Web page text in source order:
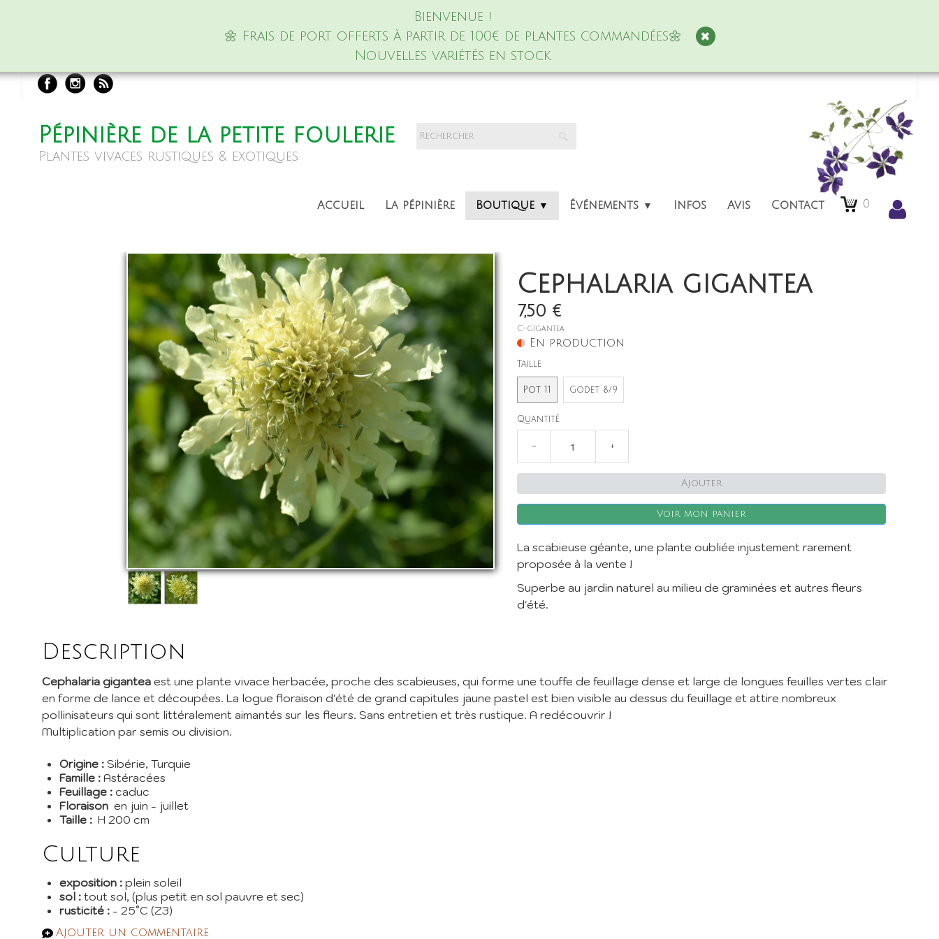
Bienvenue !
🌼 Frais de port offerts à partir de 100€ de plantes commandées🌼
Nouvelles variétés en stock
Pépinière de la petite foulerie
Plantes vivaces rustiques & exotiques
Accueil La pépinière Boutique ▼ Événements ▼ Infos Avis Contact 0
Cephalaria gigantea
7,50 €
C-gigantea
En production
Taille
Pot 11 Godet 8/9
Quantité
− +
Ajouter
Voir mon panier
La scabieuse géante, une plante oubliée injustement rarement
proposée à la vente !
Superbe au jardin naturel au milieu de graminées et autres fleurs
d'été.
Description
Cephalaria gigantea est une plante vivace herbacée, proche des scabieuses, qui forme une touffe de feuillage dense et large de longues feuilles vertes clair
en forme de lance et découpées. La logue floraison d'été de grand capitules jaune pastel est bien visible au dessus du feuillage et attire nombreux
pollinisateurs qui sont littéralement aimantés sur les fleurs. Sans entretien et très rustique. A redécouvrir !
Multiplication par semis ou division.
Origine : Sibérie, Turquie
Famille : Astéracées
Feuillage : caduc
Floraison en juin - juillet
Taille : H 200 cm
Culture
exposition : plein soleil
sol : tout sol, (plus petit en sol pauvre et sec)
rusticité : - 25°C (Z3)
Ajouter un commentaire
pépinière: Nouvelles plantes ajoutées au catalogue, fêtes des plantes à venir,
promos et réductions en cours... (1 mail/ mois max)
EMail :